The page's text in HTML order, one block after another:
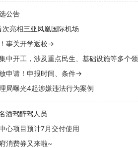
公告
亮相三亚凤凰国际机场
事关开学返校→
中开工，涉及重点民生、基础设施等多个
申请！申报时间、条件→
局曝光4起涉嫌违法行为案例
酒驾醉驾人员
心项目预计7月交付使用
消费券又来啦~